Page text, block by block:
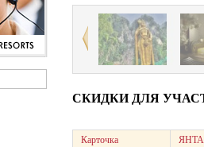
СКИДКИ ДЛЯ
Карточка